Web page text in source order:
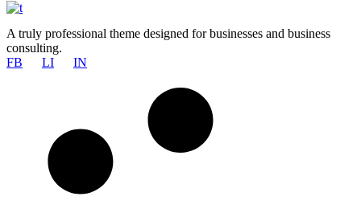
A truly professional theme designed for businesses and business
consulting.
FB
LI IN